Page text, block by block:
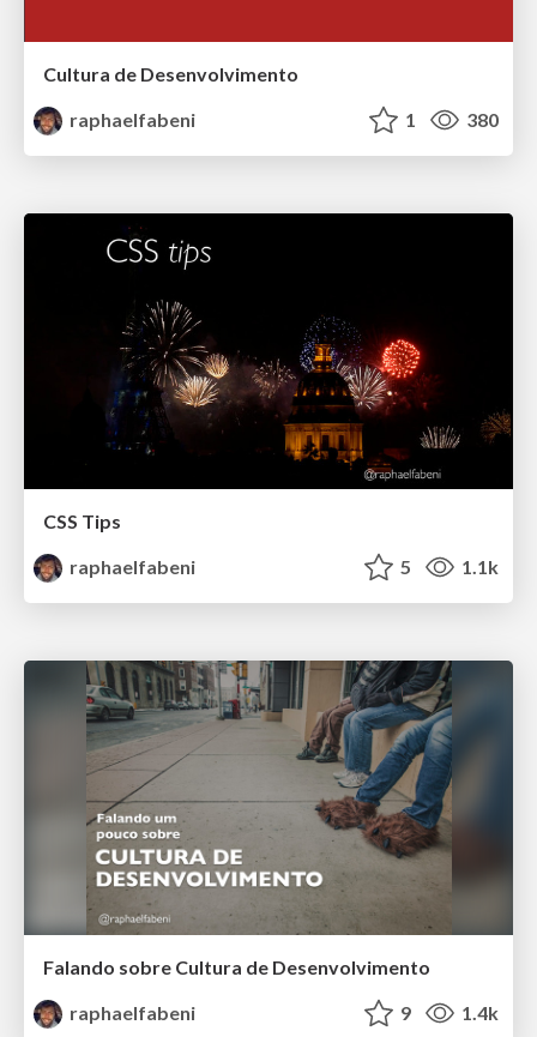
Cultura de Desenvolvimento
raphaelfabeni
1 380
CSS Tips
raphaelfabeni
5 1.1k
Falando sobre Cultura de Desenvolvimento
raphaelfabeni
9 1.4k